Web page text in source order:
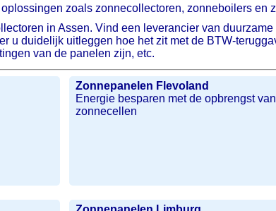
zoals zonnecollectoren, zonneboilers en
in Assen. Vind een leverancier van
u duidelijk uitleggen hoe het zit met de BTW-
van de panelen zijn, etc.
Zonnepanelen Flevoland
Energie besparen met de opbrengst van
zonnecellen